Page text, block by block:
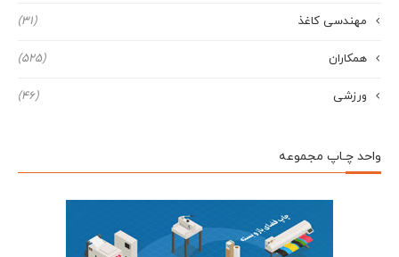
مهندسی کاغذ (31)
همکاران (525)
ورزشی (46)
واحد چـاپ مجموعه